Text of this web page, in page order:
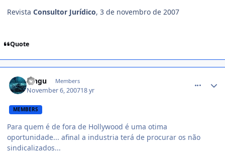
Revista Consultor Jurídico, 3 de novembro de 2007
Quote
Ringu Members
November 6, 200718 yr
MEMBERS
Para quem é de fora de Hollywood é uma otima
oportunidade... afinal a industria terá de procurar os não
sindicalizados...